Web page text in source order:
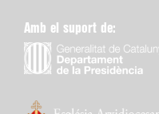
Amb el suport de: